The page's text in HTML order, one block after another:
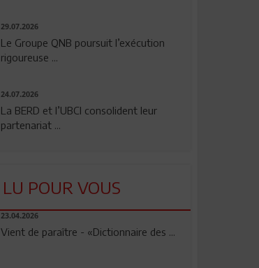
29.07.2026
Le Groupe QNB poursuit l’exécution
rigoureuse ...
24.07.2026
La BERD et l’UBCI consolident leur
partenariat ...
LU POUR VOUS
23.04.2026
Vient de paraître - «Dictionnaire des ...